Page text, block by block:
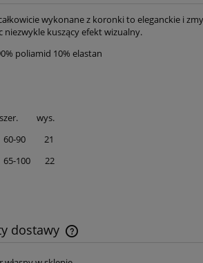
wykonane z koronki to eleganckie i
niezwykle kuszący efekt wizualny.
poliamid 10% elastan
wys.
90 21
100 22
dostawy